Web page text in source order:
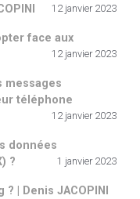
12 janvier 2023
face aux
12 janvier 2023
messages
téléphone
12 janvier 2023
données
?
1 janvier 2023
| Denis JACOPINI